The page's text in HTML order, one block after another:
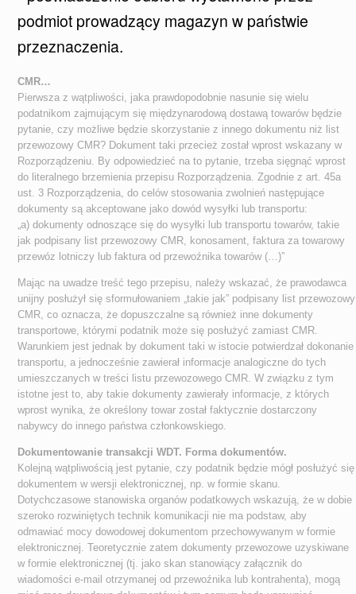
podmiot prowadzący magazyn w państwie
przeznaczenia.
CMR…
Pierwsza z wątpliwości, jaka prawdopodobnie nasunie się wielu
podatnikom zajmującym się międzynarodową dostawą towarów będzie
pytanie, czy możliwe będzie skorzystanie z innego dokumentu niż list
przewozowy CMR? Dokument taki przecież został wprost wskazany w
Rozporządzeniu. By odpowiedzieć na to pytanie, trzeba sięgnąć wprost
do literalnego brzemienia przepisu Rozporządzenia. Zgodnie z art. 45a
ust. 3 Rozporządzenia, do celów stosowania zwolnień następujące
dokumenty są akceptowane jako dowód wysyłki lub transportu:
„a) dokumenty odnoszące się do wysyłki lub transportu towarów, takie
jak podpisany list przewozowy CMR, konosament, faktura za towarowy
przewóz lotniczy lub faktura od przewoźnika towarów (…)”
Mając na uwadze treść tego przepisu, należy wskazać, że prawodawca
unijny posłużył się sformułowaniem „takie jak” podpisany list przewozowy
CMR, co oznacza, że dopuszczalne są również inne dokumenty
transportowe, którymi podatnik może się posłużyć zamiast CMR.
Warunkiem jest jednak by dokument taki w istocie potwierdzał dokonanie
transportu, a jednocześnie zawierał informacje analogiczne do tych
umieszczanych w treści listu przewozowego CMR. W związku z tym
istotne jest to, aby takie dokumenty zawierały informacje, z których
wprost wynika, że określony towar został faktycznie dostarczony
nabywcy do innego państwa członkowskiego.
Dokumentowanie transakcji WDT. Forma dokumentów.
Kolejną wątpliwością jest pytanie, czy podatnik będzie mógł posłużyć się
dokumentem w wersji elektronicznej, np. w formie skanu.
Dotychczasowe stanowiska organów podatkowych wskazują, że w dobie
szeroko rozwiniętych technik komunikacji nie ma podstaw, aby
odmawiać mocy dowodowej dokumentom przechowywanym w formie
elektronicznej. Teoretycznie zatem dokumenty przewozowe uzyskiwane
w formie elektronicznej (tj. jako skan stanowiący załącznik do
wiadomości e-mail otrzymanej od przewoźnika lub kontrahenta), mogą